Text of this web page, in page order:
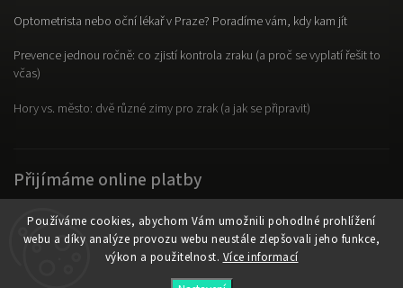
Používáme cookies, abychom Vám umožnili pohodlné prohlížení
webu a díky analýze provozu webu neustále zlepšovali jeho funkce,
výkon a použitelnost. Více informací
Optometrista nebo oční lékař v Praze? Poradíme vám, kdy kam jít
Prevence jednou ročně: co zjistí kontrola zraku (a proč se vyplatí řešit to
včas)
Hory vs. město: dvě různé zimy pro zrak (a jak se připravit)
Přijímáme online platby